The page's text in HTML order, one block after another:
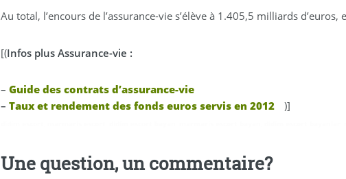
Au total, l’encours de l’assurance-vie s’élève à 1.405,5 milliards d’euros,
[(Infos plus Assurance-vie :
– Guide des contrats d’assurance-vie
– Taux et rendement des fonds euros servis en 2012 )]
Une question, un commentaire?